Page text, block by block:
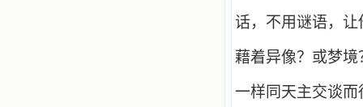
话，不用谜语，
藉着异像？或梦
一样同天主交谈